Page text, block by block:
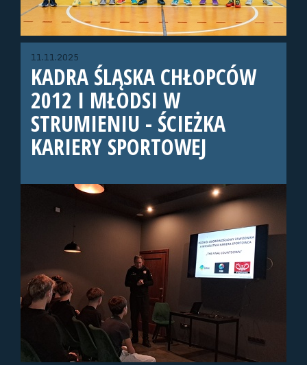
11.11.2025
KADRA ŚLĄSKA CHŁOPCÓW
2012 I MŁODSI W
STRUMIENIU - ŚCIEŻKA
KARIERY SPORTOWEJ